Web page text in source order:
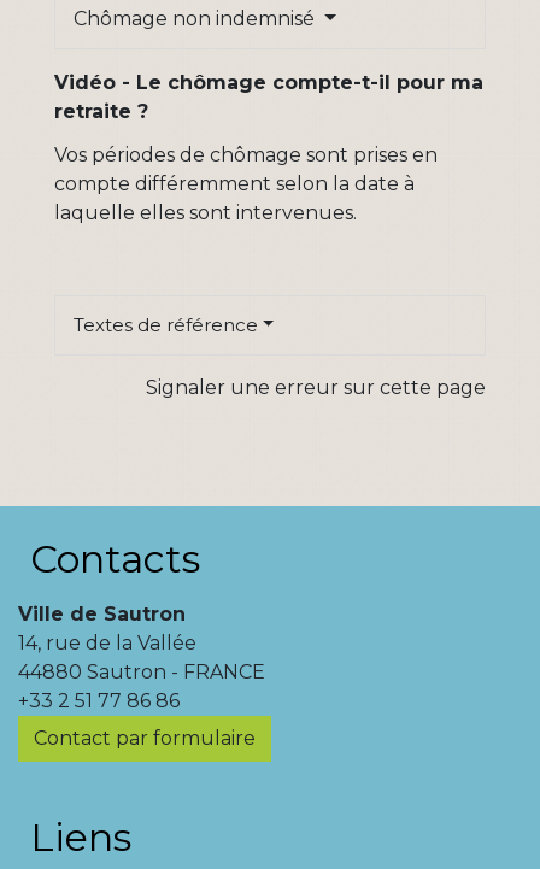
Chômage non indemnisé
Vidéo - Le chômage compte-t-il pour ma
retraite ?
Vos périodes de chômage sont prises en
compte différemment selon la date à
laquelle elles sont intervenues.
Textes de référence
Signaler une erreur sur cette page
Contacts
Ville de Sautron
14, rue de la Vallée
44880 Sautron - FRANCE
+33 2 51 77 86 86
Contact par formulaire
Liens